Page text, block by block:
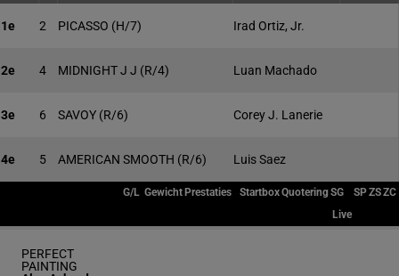
1e 2 PICASSO (H/7) Irad Ortiz, Jr.
2e 4 MIDNIGHT J J (R/4) Luan Machado
3e 6 SAVOY (R/6) Corey J. Lanerie
4e 5 AMERICAN SMOOTH (R/6) Luis Saez
G/L Gewicht Prestaties StartboxQuoteringSG SPZSZC
Live
PERFECT
PAINTING